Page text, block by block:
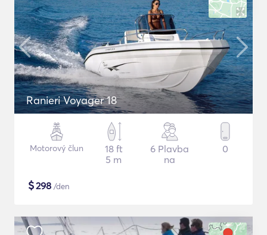
Ranieri Voyager 18
Motorový člun
18 ft
5 m
6 Plavba
na
0
$298 /den